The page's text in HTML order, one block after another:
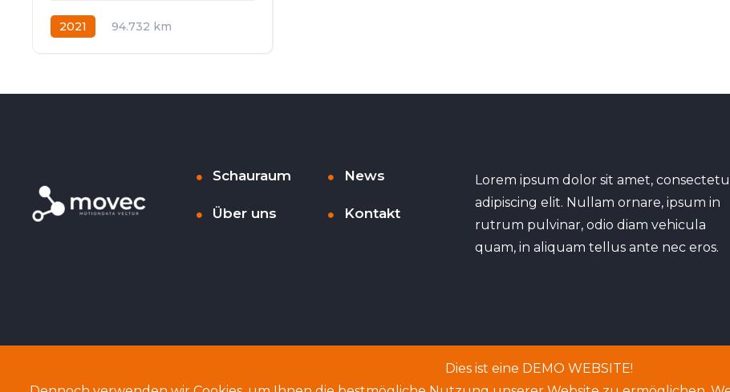
2021
94.732 km
Schauraum News
Über uns Kontakt
Lorem ipsum dolor sit amet,
adipiscing elit. Nullam ornare, ipsum in
rutrum pulvinar, odio diam vehicula
quam, in aliquam tellus ante nec eros.
Dies ist eine DEMO WEBSITE!